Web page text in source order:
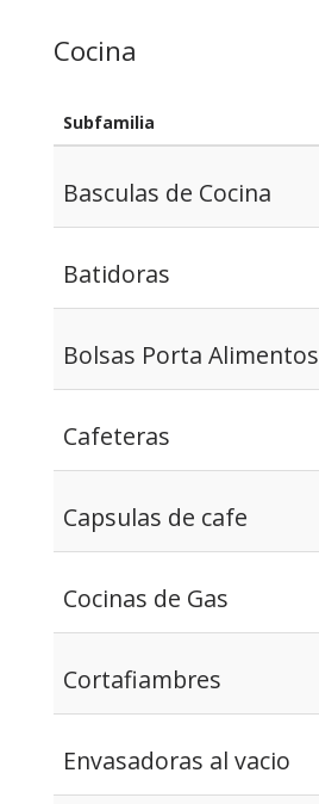
Cocina
Subfamilia
Basculas de Cocina
Batidoras
Bolsas Porta Alimentos
Cafeteras
Capsulas de cafe
Cocinas de Gas
Cortafiambres
Envasadoras al vacio